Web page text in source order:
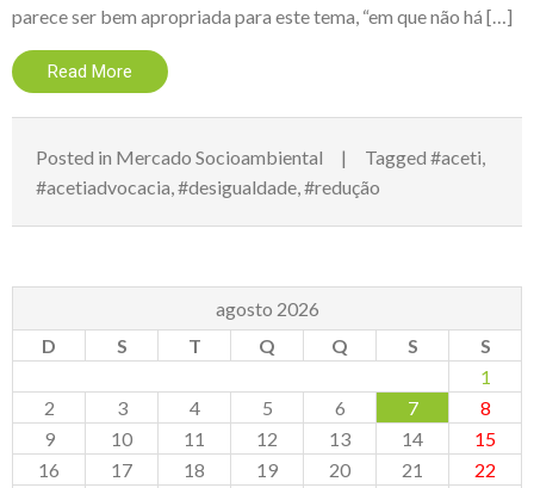
parece ser bem apropriada para este tema, “em que não há […]
Read More
Posted in Mercado Socioambiental Tagged #aceti,
#acetiadvocacia,#desigualdade,#redução
agosto 2026
D
S T Q Q S
S
1
2
3 4 5 6 7
8
9
10 11 12 13 14
15
16
17 18 19 20 21
22